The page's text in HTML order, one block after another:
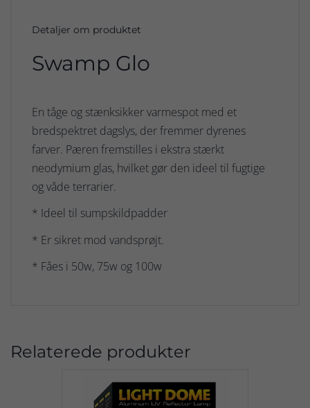
Detaljer om produktet
Swamp Glo
En tåge og stænksikker varmespot med et
bredspektret dagslys, der fremmer dyrenes
farver. Pæren fremstilles i ekstra stærkt
neodymium glas, hvilket gør den ideel til fugtige
og våde terrarier.
* Ideel til sumpskildpadder
* Er sikret mod vandsprøjt.
* Fåes i 50w, 75w og 100w
Relaterede produkter